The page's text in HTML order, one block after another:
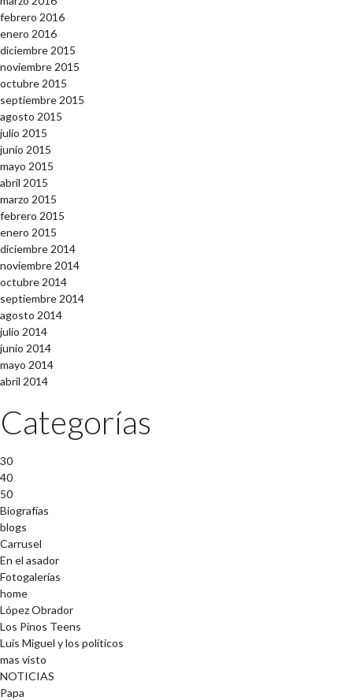
febrero 2016
enero 2016
diciembre 2015
noviembre 2015
octubre 2015
septiembre 2015
agosto 2015
julio 2015
junio 2015
mayo 2015
abril 2015
marzo 2015
febrero 2015
enero 2015
diciembre 2014
noviembre 2014
octubre 2014
septiembre 2014
agosto 2014
julio 2014
junio 2014
mayo 2014
abril 2014
Categorías
30
40
50
Biografías
blogs
Carrusel
En el asador
Fotogalerías
home
López Obrador
Los Pinos Teens
Luis Miguel y los políticos
mas visto
NOTICIAS
Papa